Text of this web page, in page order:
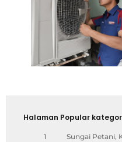
Halaman Popular
1
Sungai Petani,